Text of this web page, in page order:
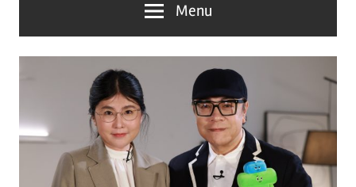
家
人
No.1
遊
技
自
Menu